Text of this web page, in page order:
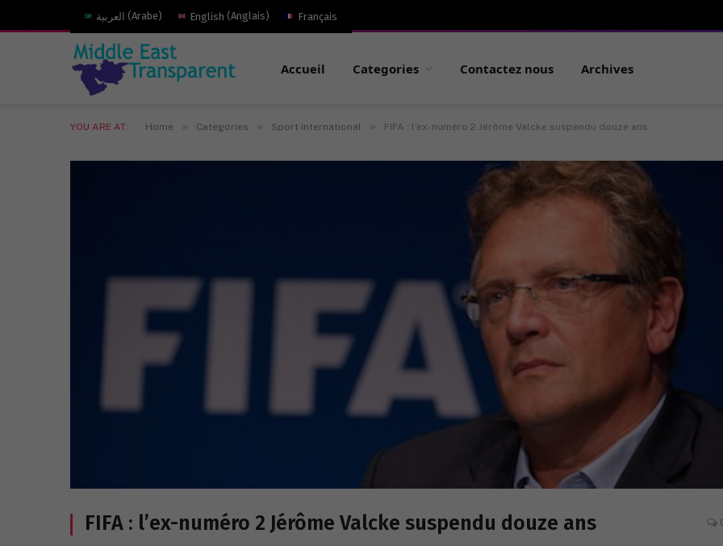
العربية (Arabe) English (Anglais) Français
Accueil Categories Contactez nous Archives
YOU ARE AT: Home » Categories » Sport international » FIFA : l’ex-numéro 2 Jérôme Valcke suspendu douze ans
FIFA : l’ex-numéro 2 Jérôme Valcke suspendu douze ans